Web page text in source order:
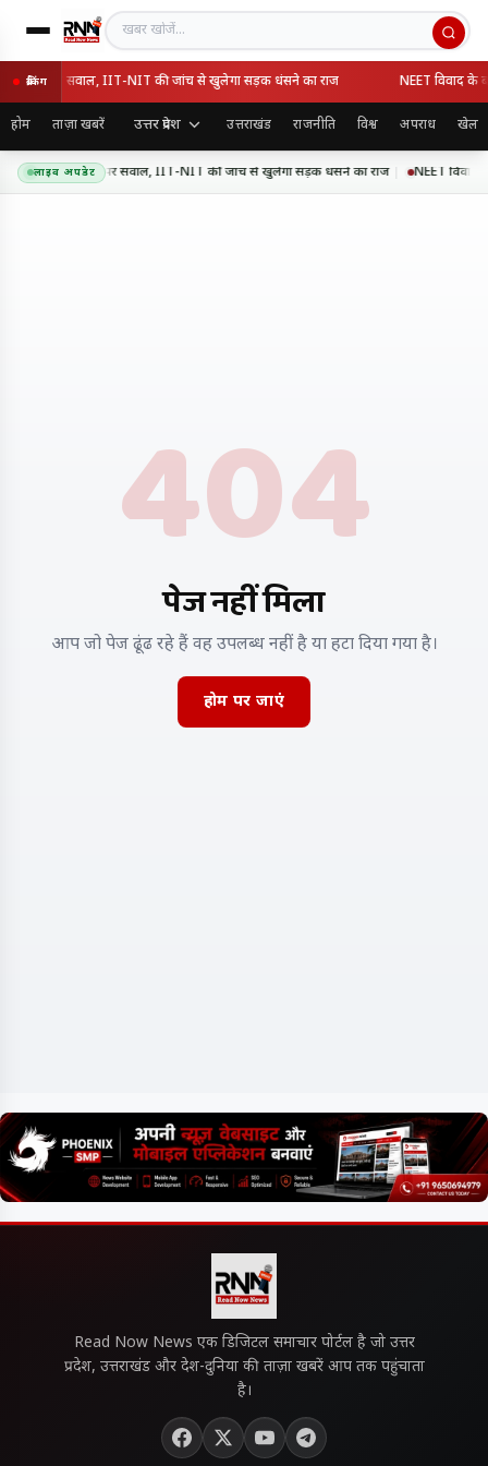
खबर खोजें
ब्रेकिंग
गुणवत्ता पर सवाल, IIT-NIT की जांच से खुलेगा सड़क धंसने का राज NEET विवाद के
होम ताज़ा खबरें उत्तर प्रदेश उत्तराखंड राजनीति विश्व अपराध खेल
लाइव अपडेट
की गुणवत्ता पर सवाल, IIT-NIT की जांच से खुलेगा सड़क धंसने का राज NEET विवाद के
404
पेज नहीं मिला
आप जो पेज ढूंढ रहे हैं वह उपलब्ध नहीं है या हटा दिया गया है।
होम पर जाएं
Read Now News एक डिजिटल समाचार पोर्टल है जो उत्तर
प्रदेश, उत्तराखंड और देश-दुनिया की ताज़ा खबरें आप तक पहुंचाता
है।